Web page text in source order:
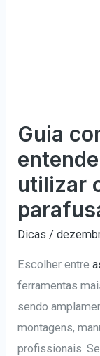
Guia
utilizar
Dicas /
Escolher entre
ferramentas
sendo
montagens,
profissionais.